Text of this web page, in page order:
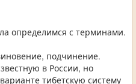
определимся с терминами.
подчинение.
в России, но
тибетскую систему